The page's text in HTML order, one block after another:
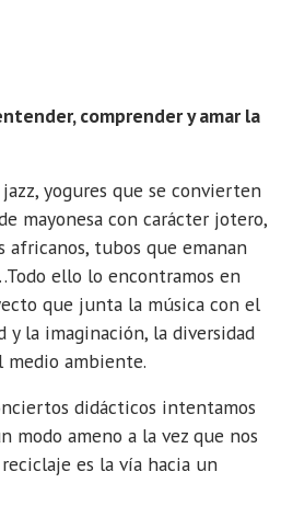
comprender y amar la
yogures que se convierten
mayonesa con carácter jotero,
africanos, tubos que emanan
ello lo encontramos en
que junta la música con el
y la imaginación, la diversidad
medio ambiente.
didácticos intentamos
modo ameno a la vez que nos
es la vía hacia un